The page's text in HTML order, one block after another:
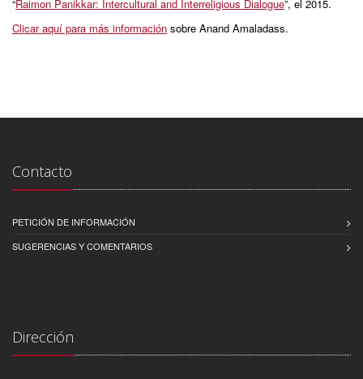
“Raimon Panikkar: Intercultural and Interreligious Dialogue”, el 2015.
Clicar aquí para más información sobre Anand Amaladass.
Contacto
PETICIÓN DE INFORMACIÓN
SUGERENCIAS Y COMENTARIOS
Dirección